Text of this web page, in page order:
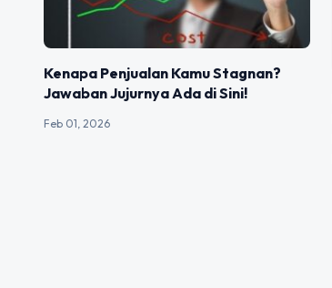
Kenapa Penjualan Kamu Stagnan?
Jawaban Jujurnya Ada di Sini!
Feb 01, 2026